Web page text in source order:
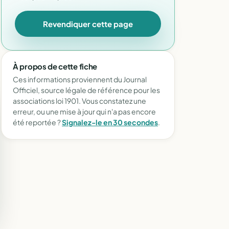
Revendiquer cette page
À propos de cette fiche
Ces informations proviennent du Journal
Officiel, source légale de référence pour les
associations loi 1901. Vous constatez une
erreur, ou une mise à jour qui n'a pas encore
été reportée ?Signalez-le en 30 secondes.